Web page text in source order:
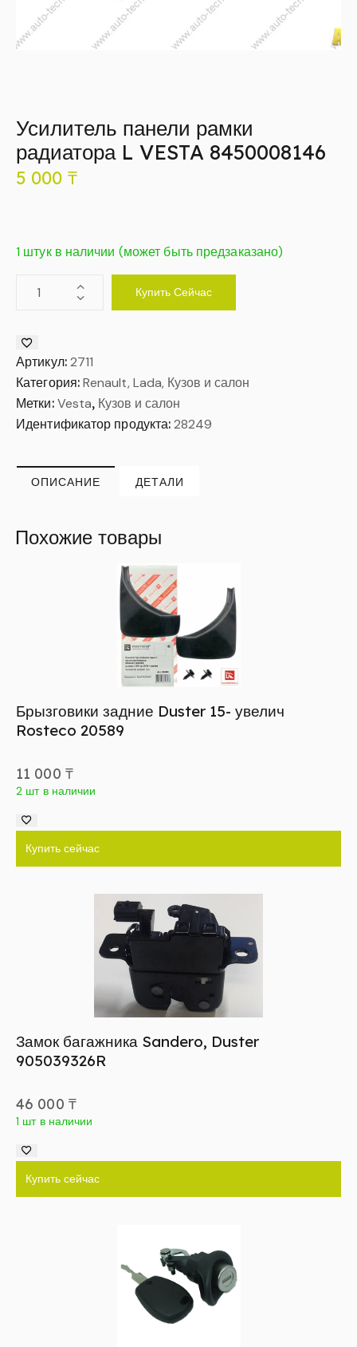
Усилитель панели рамки
радиатора L VESTA 8450008146
5 000 ₸
1 штук в наличии (может быть предзаказано)
Купить Сейчас
Артикул: 2711
Категория:Renault, Lada, Кузов и салон
Метки: Vesta, Кузов и салон
Идентификатор продукта:28249
ОПИСАНИЕ ДЕТАЛИ
Похожие товары
Брызговики задние Duster 15- увелич
Rosteco 20589
11 000 ₸
2 шт в наличии
Купить сейчас
Замок багажника Sandero, Duster
905039326R
46 000 ₸
1 шт в наличии
Купить сейчас